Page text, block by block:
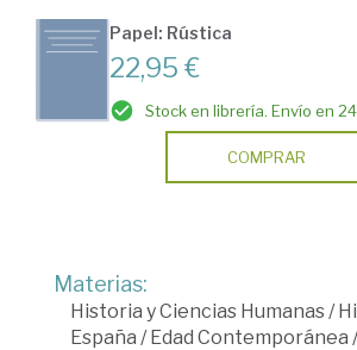
Papel: Rústica
22,95 €
Stock en librería. Envío en
COMPRAR
Materias:
Historia y Ciencias Humanas/
España /Edad Contemporánea